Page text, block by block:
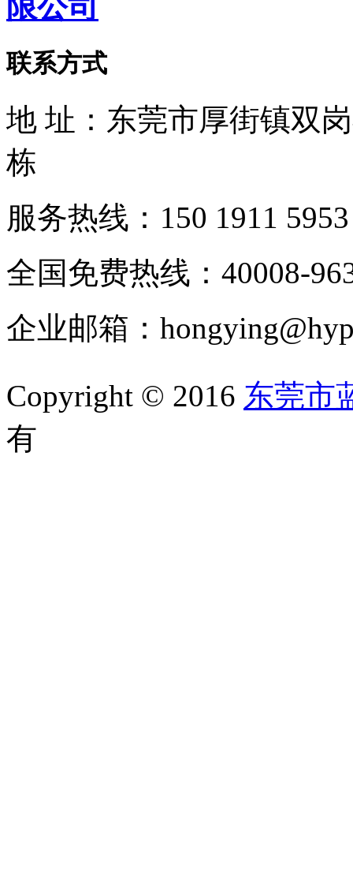
联系方式
地 址：东莞市厚街镇双
栋
服务热线：150 1911 5953
全国免费热线：40008-
企业邮箱：
Copyright © 2016 东莞市
有